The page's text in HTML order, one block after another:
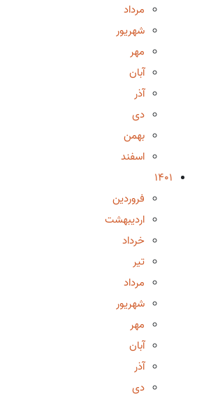
مرداد
شهریور
مهر
آبان
آذر
دی
بهمن
اسفند
1401
فروردین
اردیبهشت
خرداد
تیر
مرداد
شهریور
مهر
آبان
آذر
دی